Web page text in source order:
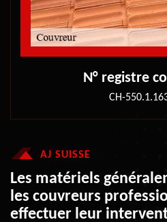
N° registre
CH-
AJ SUISSE
Les matériels
les couvreurs
effectuer leur